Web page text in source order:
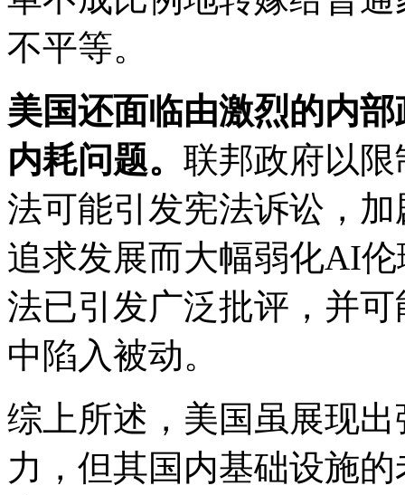
不平等。
美国还面临由激烈的内
内耗问题。 联邦政府以
法可能引发宪法诉讼，
追求发展而大幅弱化AI
法已引发广泛批评，并
中陷入被动。
综上所述，美国虽展现
力，但其国内基础设施